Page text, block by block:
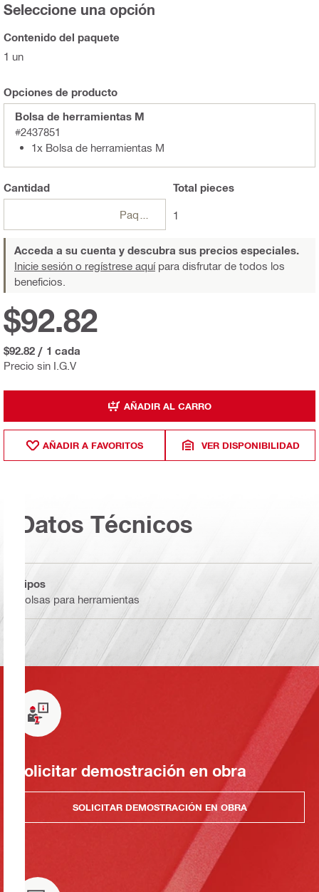
Seleccione una opción
Contenido del paquete
1 un
Opciones de producto
Bolsa de herramientas M
#2437851
1x Bolsa de herramientas M
Cantidad Total pieces
1
Acceda a su cuenta y descubra sus precios especiales.
Inicie sesión o regístrese aquípara disfrutar de todos los
beneficios.
Precio sin I.G.V
$92.82
$92.82 / 1 cada
AÑADIR AL CARRO
AÑADIR A FAVORITOS VER DISPONIBILIDAD
Datos Técnicos
Tipos
Bolsas para herramientas
Solicitar demostración en obra
SOLICITAR DEMOSTRACIÓN EN OBRA